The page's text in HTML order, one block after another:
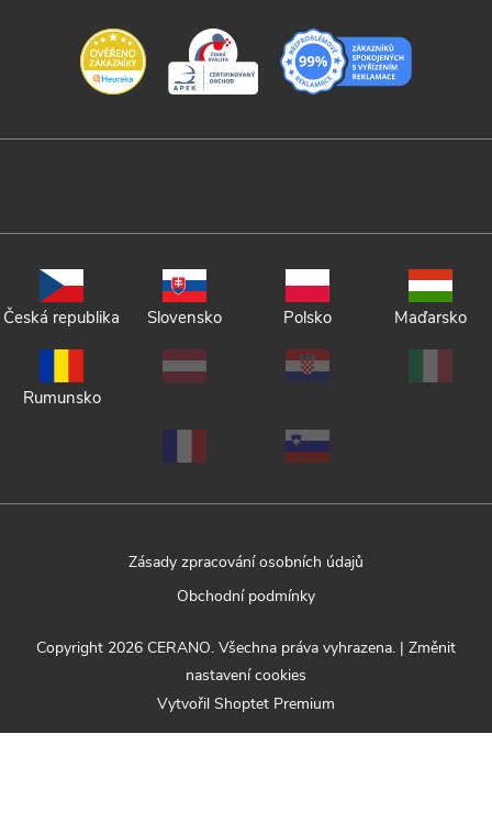
Česká republika Slovensko Polsko Maďarsko
Rumunsko
Zásady zpracování osobních údajů
Obchodní podmínky
Vytvořil Shoptet Premium
Copyright 2026 CERANO. Všechna práva vyhrazena. | Změnit
nastavení cookies